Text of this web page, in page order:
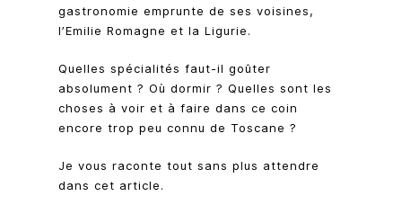
gastronomie emprunte de ses voisines,
l’Emilie Romagne et la Ligurie.
Quelles spécialités faut-il goûter
absolument ? Où dormir ? Quelles sont les
choses à voir et à faire dans ce coin
encore trop peu connu de Toscane ?
Je vous raconte tout sans plus attendre
dans cet article.